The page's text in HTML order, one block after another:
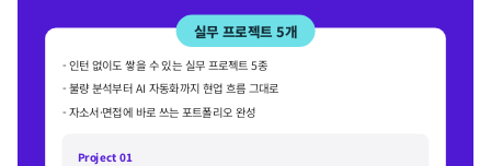
실무 프로젝트 5개
- 인턴 없이도 쌓을 수 있는 실무 프로젝트 5종
- 불량 분석부터 AI 자동화까지 현업 흐름 그대로
- 자소서·면접에 바로 쓰는 포트폴리오 완성
Project 01